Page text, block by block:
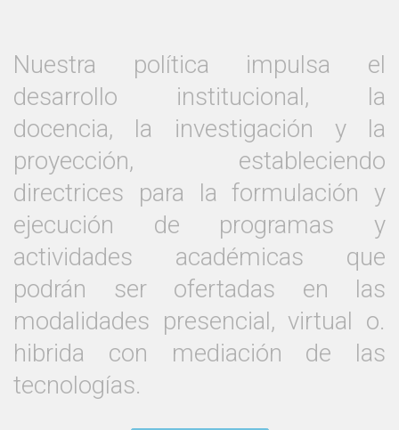
Nuestra política impulsa el
desarrollo institucional, la
docencia, la investigación y la
proyección, estableciendo
directrices para la formulación y
ejecución de programas y
actividades académicas que
podrán ser ofertadas en las
modalidades presencial, virtual o.
hibrida con mediación de las
tecnologías.